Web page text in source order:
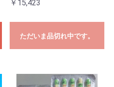
￥15,423
ただいま品切れ中です。